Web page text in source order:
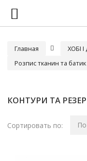
Главная
ХОБІ
Розпис тканин та батик
КОНТУРИ ТА
Сортировать по: